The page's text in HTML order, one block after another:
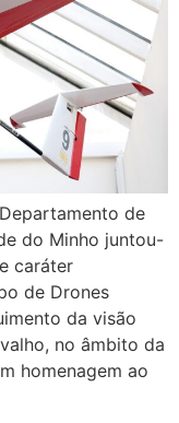
de
do Minho juntou-
caráter
de Drones
da visão
no âmbito da
homenagem ao